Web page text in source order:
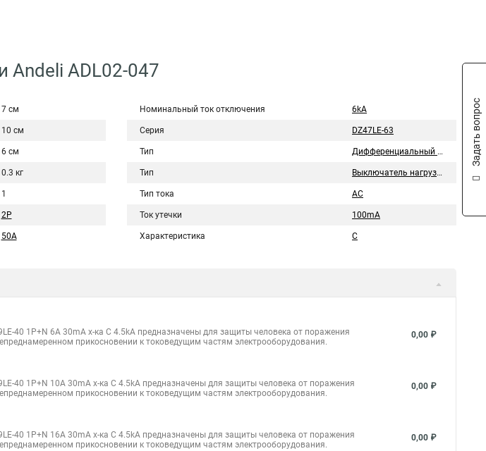
Andeli ADL02-047
7 см
10 см
6 см
0.3 кг
1
2P
50A
Номинальный ток отключения 6kA
Серия DZ47LE-63
Тип Дифференциальный автомат
Тип Выключатель нагрузки
Тип тока AC
Ток утечки 100mA
Характеристика С
40 1P+N 6A 30mA х-ка С 4.5kA предназначены для защиты человека от поражения
прикосновении к токоведущим частям электрооборудования.
0,00 ₽
40 1P+N 10A 30mA х-ка С 4.5kA предназначены для защиты человека от поражения
прикосновении к токоведущим частям электрооборудования.
0,00 ₽
40 1P+N 16A 30mA х-ка С 4.5kA предназначены для защиты человека от поражения
прикосновении к токоведущим частям электрооборудования.
0,00 ₽
Задать вопрос